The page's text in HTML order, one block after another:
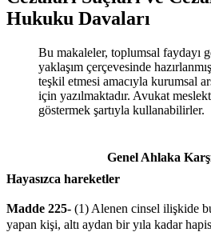
Hukuku Davaları
Bu makaleler, toplumsal faydayı
yaklaşım çerçevesinde
teşkil etmesi amacıyla kurumsal
için yazılmaktadır. Avukat
göstermek şartıyla kullanabilirler.
Genel Ahlaka
Hayasızca hareketler
Madde 225- (1) Alenen cinsel ilişkide
yapan kişi, altı aydan bir yıla kadar hapis